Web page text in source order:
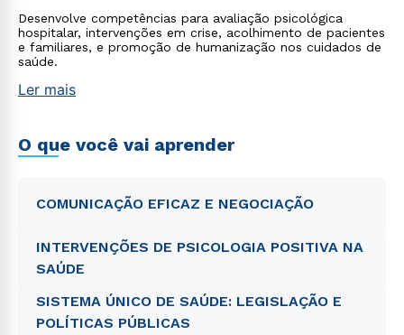
Desenvolve competências para avaliação psicológica
hospitalar, intervenções em crise, acolhimento de pacientes
e familiares, e promoção de humanização nos cuidados de
saúde.
Ler mais
O que você vai aprender
COMUNICAÇÃO EFICAZ E NEGOCIAÇÃO
INTERVENÇÕES DE PSICOLOGIA POSITIVA NA
SAÚDE
SISTEMA ÚNICO DE SAÚDE: LEGISLAÇÃO E
POLÍTICAS PÚBLICAS